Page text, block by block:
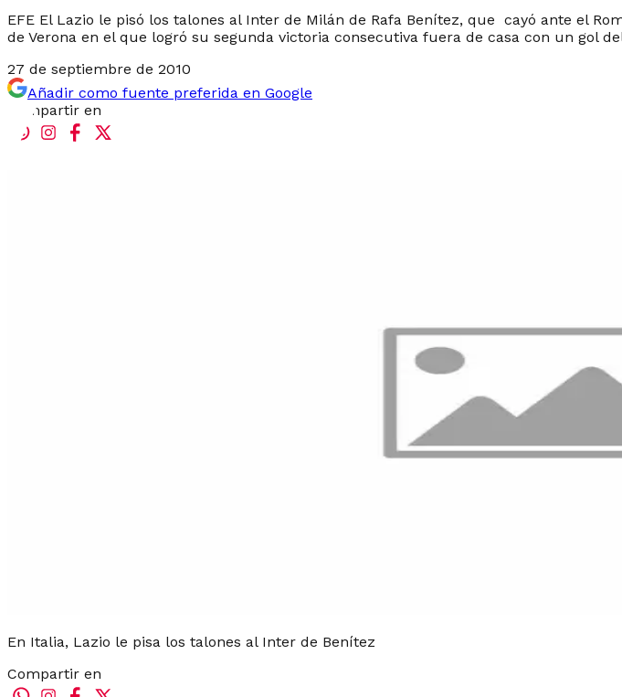
EFE El Lazio le pisó los talones al Inter de Milán de Rafa Benítez, que cayó ante el
de Verona en el que logró su segunda victoria consecutiva fuera de casa con un gol
27 de septiembre de 2010
Añadir como fuente preferida en Google
Compartir en
En Italia, Lazio le pisa los talones al Inter de Benítez
Compartir en